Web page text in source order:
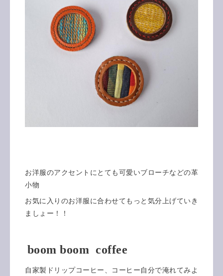
お洋服のアクセントにとても可愛いブローチなどの革
小物
お気に入りのお洋服に合わせてもっと気分上げていき
ましょー！！
boom boom coffee
自家製ドリップコーヒー、コーヒー自分で淹れてみよ